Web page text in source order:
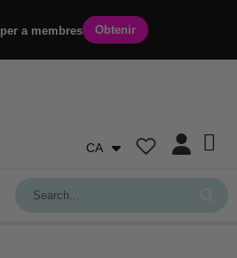
per a membres Obtenir
CA